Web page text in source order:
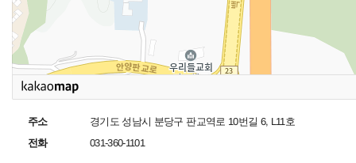
주소
경기도 성남시 분당구 판교역로 10번길 6, L11호
전화
031-360-1101